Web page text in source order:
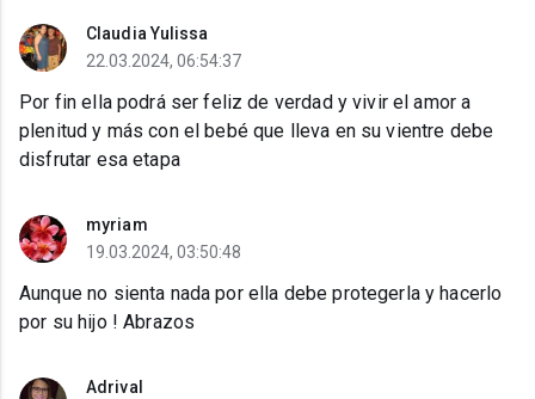
Claudia Yulissa
22.03.2024, 06:54:37
Por fin ella podrá ser feliz de verdad y vivir el amor a
plenitud y más con el bebé que lleva en su vientre debe
disfrutar esa etapa
myriam
19.03.2024, 03:50:48
Aunque no sienta nada por ella debe protegerla y hacerlo
por su hijo ! Abrazos
Adrival